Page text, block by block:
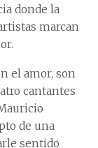
donde la
marcan
el amor, son
cantantes
de una
sentido